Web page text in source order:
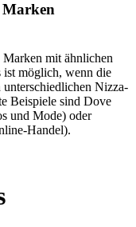
Marken
Marken mit ähnlichen
ist möglich, wenn die
Nizza-
Beispiele sind Dove
und Mode) oder
Handel).